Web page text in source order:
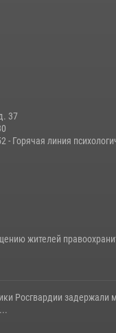
Росгвардии
обеспечили
в Саранске
4
37
- Горячая линия
жителей
Росгвардии задержали